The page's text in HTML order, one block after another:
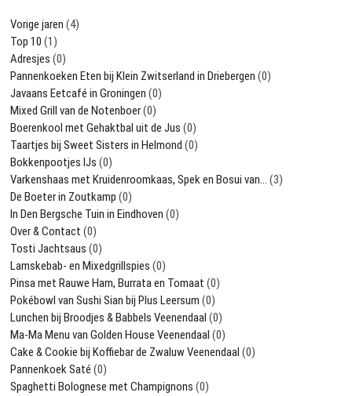
Vorige jaren (4)
Top 10 (1)
Adresjes (0)
Pannenkoeken Eten bij Klein Zwitserland in Driebergen (0)
Javaans Eetcafé in Groningen (0)
Mixed Grill van de Notenboer(0)
Boerenkool met Gehaktbal uit de Jus (0)
Taartjes bij Sweet Sisters in Helmond (0)
Bokkenpootjes IJs (0)
Varkenshaas met Kruidenroomkaas, Spek en Bosui van… (3)
De Boeter in Zoutkamp (0)
In Den Bergsche Tuin in Eindhoven (0)
Over & Contact (0)
Tosti Jachtsaus (0)
Lamskebab- en Mixedgrillspies (0)
Pinsa met Rauwe Ham, Burrata en Tomaat (0)
Pokébowl van Sushi Sian bij Plus Leersum (0)
Lunchen bij Broodjes & Babbels Veenendaal (0)
Ma-Ma Menu van Golden House Veenendaal (0)
Cake & Cookie bij Koffiebar de Zwaluw Veenendaal (0)
Pannenkoek Saté (0)
Spaghetti Bolognese met Champignons (0)